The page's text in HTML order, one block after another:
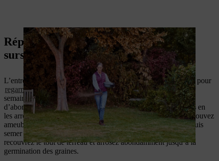
Réparation des zones clairsemées :
sursemer pour un plus beau gazon
L’entretien de la pelouse en automne est aussi le moment idéal pour
regarnir en semant des graminéeset pour mettre les dernières
semaines de douceur à profit pour regénérer la pelouse. Tout
d’abord, soignez particulièrement les zones séchées et abîmées en
les arrosant abondamment pour rincer le résidu de sels. Vous pouvez
ameublir le sol ou le couvrir d’une nouvelle couche de terre, puis
semer les graines sur les zones concernées. Enfin et surtout,
recouvrez le tout de terreau et arrosez abondamment jusqu’à la
germination des graines.